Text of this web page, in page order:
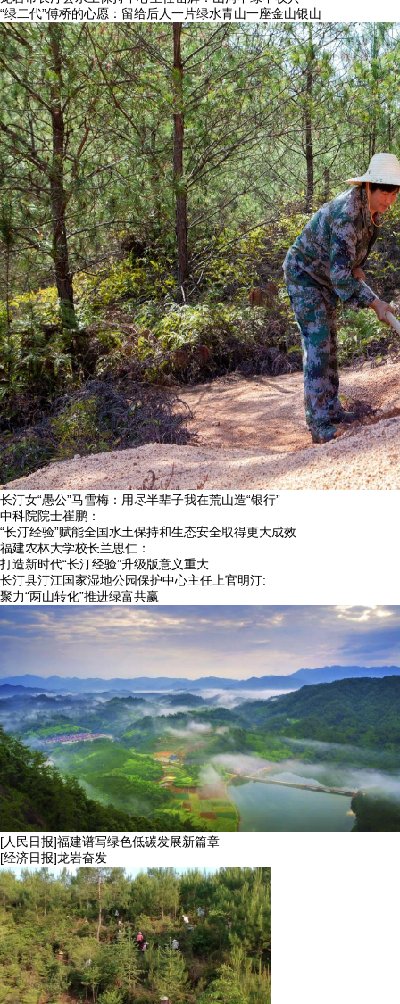
“绿二代”傅桥的心愿：留给后人一片绿水青山一座金山银山
长汀女“愚公”马雪梅：用尽半辈子我在荒山造“银行”
中科院院士崔鹏：
“长汀经验”赋能全国水土保持和生态安全取得更大成效
福建农林大学校长兰思仁：
打造新时代“长汀经验”升级版意义重大
长汀县汀江国家湿地公园保护中心主任上官明汀:
聚力“两山转化”推进绿富共赢
[人民日报]福建谱写绿色低碳发展新篇章
[经济日报]龙岩奋发